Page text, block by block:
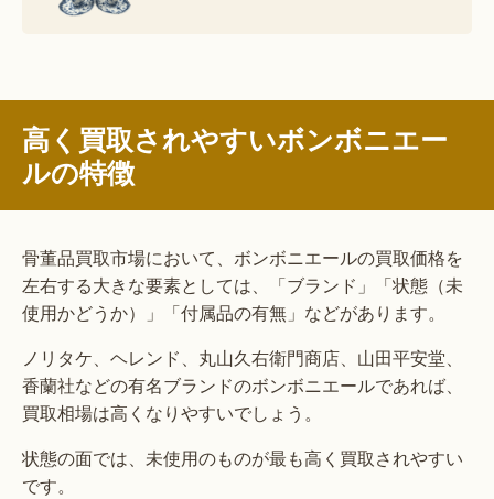
高く買取されやすいボンボニエー
ルの特徴
骨董品買取市場において、ボンボニエールの買取価格を
左右する大きな要素としては、「ブランド」「状態（未
使用かどうか）」「付属品の有無」などがあります。
ノリタケ、ヘレンド、丸山久右衛門商店、山田平安堂、
香蘭社などの有名ブランドのボンボニエールであれば、
買取相場は高くなりやすいでしょう。
状態の面では、未使用のものが最も高く買取されやすい
です。